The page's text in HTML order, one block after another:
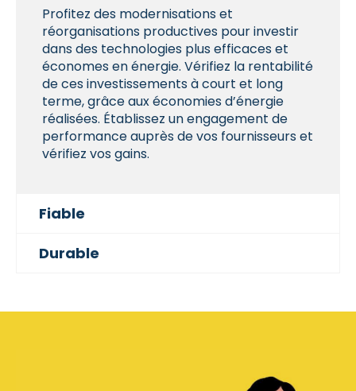
Profitez des modernisations et
réorganisations productives pour investir
dans des technologies plus efficaces et
économes en énergie. Vérifiez la rentabilité
de ces investissements à court et long
terme, grâce aux économies d’énergie
réalisées. Établissez un engagement de
performance auprès de vos fournisseurs et
vérifiez vos gains.
Fiable
Durable